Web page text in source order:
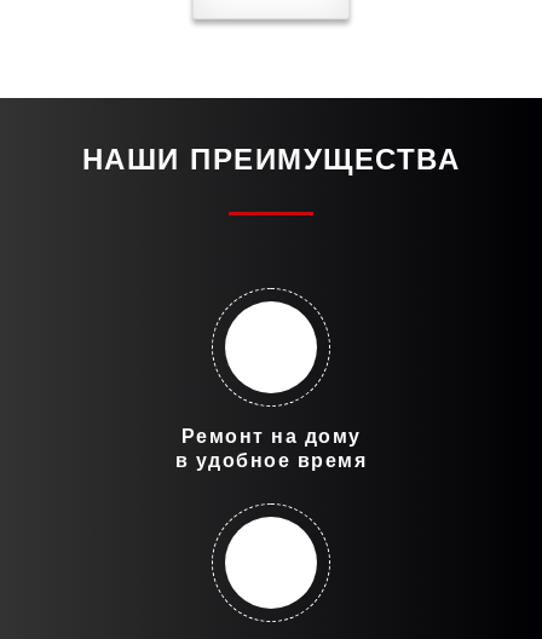
НАШИ ПРЕИМУЩЕСТВА
Ремонт на дому
в удобное время